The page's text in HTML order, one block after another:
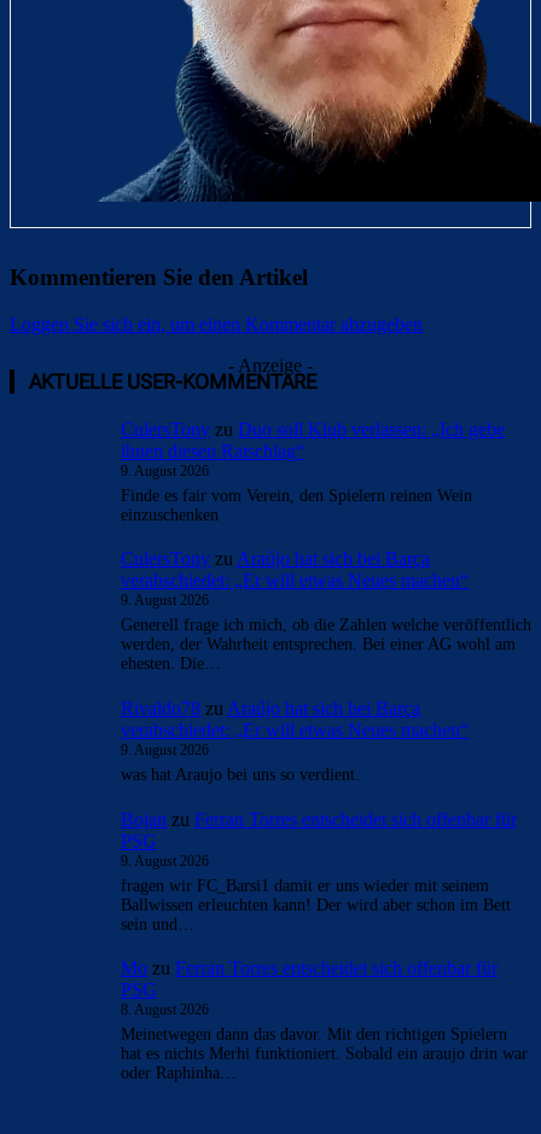
Kommentieren Sie den Artikel
Loggen Sie sich ein, um einen Kommentar abzugeben
- Anzeige -
AKTUELLE USER-KOMMENTARE
CulersTony zu Duo soll Klub verlassen: „Ich gebe
ihnen diesen Ratschlag“
9. August 2026
Finde es fair vom Verein, den Spielern reinen Wein
einzuschenken
CulersTony zu Araújo hat sich bei Barça
verabschiedet: „Er will etwas Neues machen“
9. August 2026
Generell frage ich mich, ob die Zahlen welche veröffentlich
werden, der Wahrheit entsprechen. Bei einer AG wohl am
ehesten. Die…
Rivaldo78 zu Araújo hat sich bei Barça
verabschiedet: „Er will etwas Neues machen“
9. August 2026
was hat Araujo bei uns so verdient.
Bojan zu Ferran Torres entscheidet sich offenbar für
PSG
9. August 2026
fragen wir FC_Barsi1 damit er uns wieder mit seinem
Ballwissen erleuchten kann! Der wird aber schon im Bett
sein und…
Mo zu Ferran Torres entscheidet sich offenbar für
PSG
8. August 2026
Meinetwegen dann das davor. Mit den richtigen Spielern
hat es nichts Merhi funktioniert. Sobald ein araujo drin war
oder Raphinha…